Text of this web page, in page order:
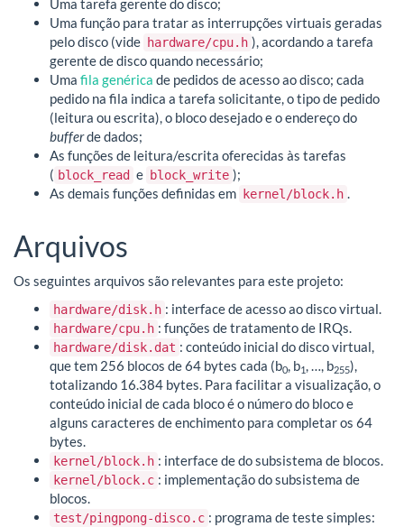
Uma tarefa gerente do disco;
Uma função para tratar as interrupções virtuais geradas
pelo disco (vide hardware/cpu.h ), acordando a tarefa
gerente de disco quando necessário;
Uma fila genérica de pedidos de acesso ao disco; cada
pedido na fila indica a tarefa solicitante, o tipo de pedido
(leitura ou escrita), o bloco desejado e o endereço do
bufferde dados;
As funções de leitura/escrita oferecidas às tarefas
( block_read e block_write );
As demais funções definidas em
kernel/block.h .
Arquivos
Os seguintes arquivos são relevantes para este projeto:
hardware/disk.h : interface de acesso ao disco virtual.
hardware/cpu.h : funções de tratamento de IRQs.
hardware/disk.dat : conteúdo inicial do disco virtual,
que tem 256 blocos de 64 bytes cada (b0, b1, …, b255),
totalizando 16.384 bytes. Para facilitar a visualização, o
conteúdo inicial de cada bloco é o número do bloco e
alguns caracteres de enchimento para completar os 64
bytes.
kernel/block.h : interface de do subsistema de blocos.
kernel/block.c : implementação do subsistema de
blocos.
test/pingpong-disco.c : programa de teste simples: